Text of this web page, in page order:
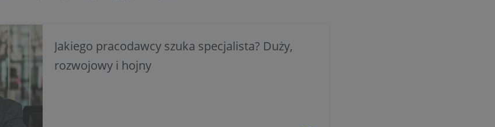
Jakiego pracodawcy szuka specjalista? Duży,
rozwojowy i hojny